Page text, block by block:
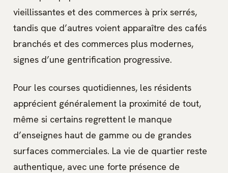
vieillissantes et des commerces à prix serrés,
tandis que d’autres voient apparaître des cafés
branchés et des commerces plus modernes,
signes d’une gentrification progressive.
Pour les courses quotidiennes, les résidents
apprécient généralement la proximité de tout,
même si certains regrettent le manque
d’enseignes haut de gamme ou de grandes
surfaces commerciales. La vie de quartier reste
authentique, avec une forte présence de